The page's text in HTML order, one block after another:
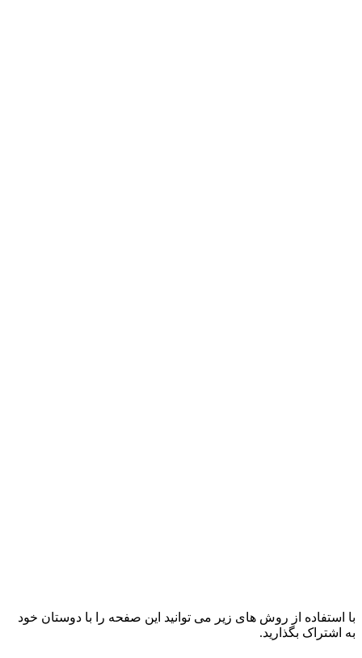
با استفاده از روش های زیر می توانید این صفحه را با دوستان خود
به اشتراک بگذارید.